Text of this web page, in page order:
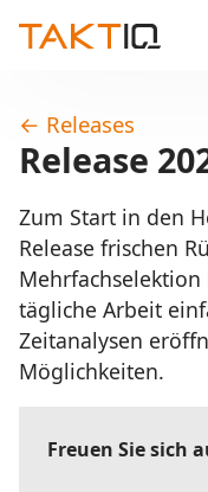
← Releases
Release
Zum Start in den
Release frischen
tägliche Arbeit
Zeitanalysen
Möglichkeiten.
Freuen Sie sich